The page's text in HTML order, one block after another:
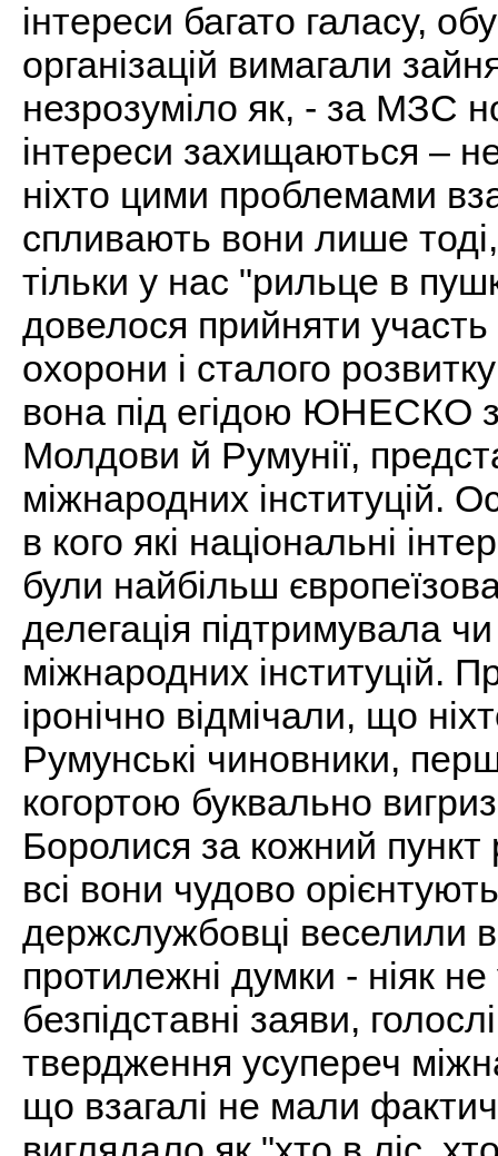
інтереси багато галасу,
організацій вимагали
незрозуміло як, - за МЗС
інтереси захищаються –
ніхто цими проблемами
спливають вони лише
тільки у нас "рильце в
довелося прийняти
охорони і сталого
вона під егідою ЮНЕСКО
Молдови й Румунії,
міжнародних інституцій.
в кого які національні
були найбільш
делегація підтримувала
міжнародних інституцій.
іронічно відмічали, що
Румунські чиновники,
когортою буквально
Боролися за кожний пункт
всі вони чудово
держслужбовці веселили
протилежні думки - ніяк
безпідставні заяви,
твердження усупереч
що взагалі не мали